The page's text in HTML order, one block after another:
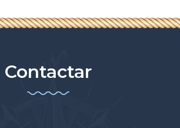
Contactar